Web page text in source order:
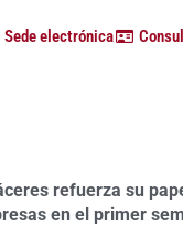
Sede electrónica
refuerza su
en el primer
valora